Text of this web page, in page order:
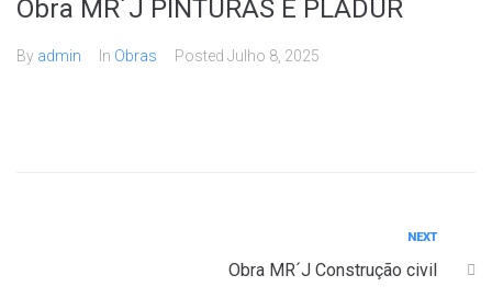
Obra MR´J PINTURAS E PLADUR
By admin In Obras Posted Julho 8, 2025
NEXT
Obra MR´J Construção civil